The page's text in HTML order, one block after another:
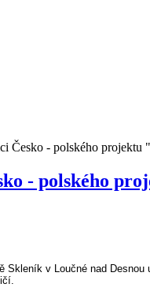
Česko - polského projektu
- polského
v Loučné nad